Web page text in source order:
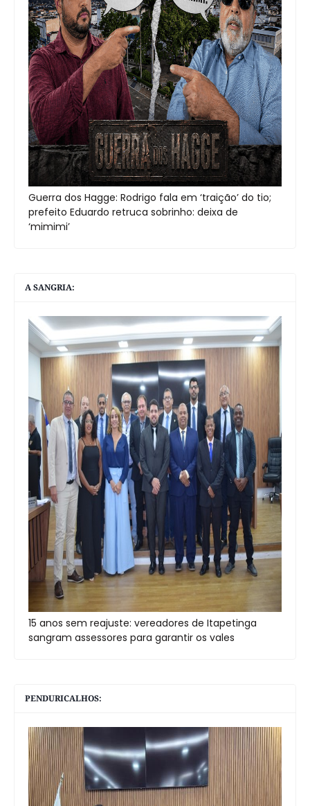
Guerra dos Hagge: Rodrigo fala em ‘traição’ do tio;
prefeito Eduardo retruca sobrinho: deixa de
‘mimimi’
A SANGRIA:
15 anos sem reajuste: vereadores de Itapetinga
sangram assessores para garantir os vales
PENDURICALHOS: